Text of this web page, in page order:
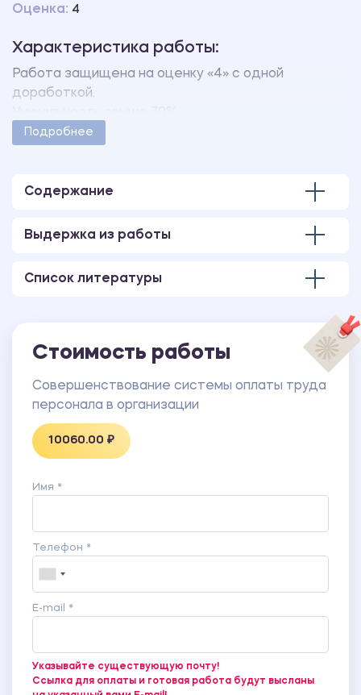
Оценка: 4
Характеристика работы:
Работа защищена на оценку «4» с одной
доработкой.
Работа оформлена в соответствии с
Подробнее
Содержание
Выдержка из работы
Список литературы
Стоимость работы
Совершенствование системы оплаты труда
персонала в организации
10060.00 ₽
Имя *
Телефон *
E-mail *
Указывайте существующую почту!
Ссылка для оплаты и готовая работа будут высланы